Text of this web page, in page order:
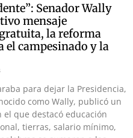
Senador Wally
mensaje
la reforma
el campesinado y la
para dejar la Presidencia,
como Wally, publicó un
que destacó educación
tierras, salario mínimo,